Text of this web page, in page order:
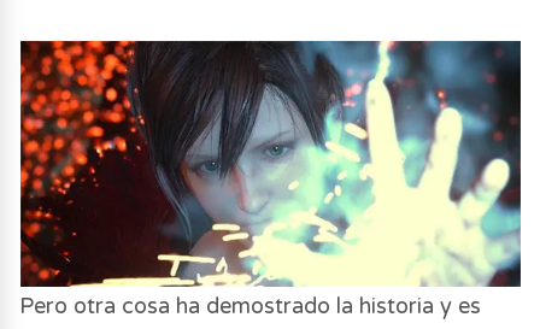
Pero otra cosa ha demostrado la historia y es